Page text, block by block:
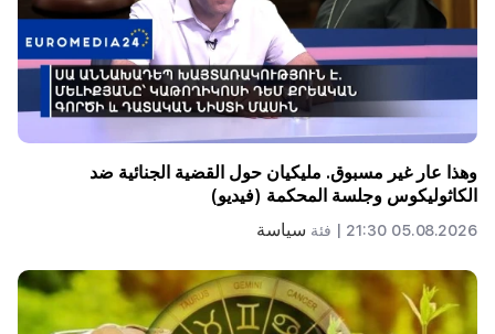
وهذا عار غير مسبوق. مليكيان حول القضية الجنائية ضد
الكاثوليكوس وجلسة المحكمة (فيديو)
05.08.2026 21:30 | فئة سياسة